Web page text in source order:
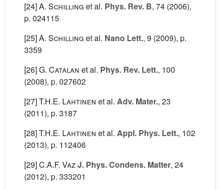
[24]A. Schilling et al. Phys. Rev. B, 74 (2006),
p. 024115
[25]A. Schilling et al. Nano Lett., 9 (2009), p.
3359
[26]G. Catalan et al. Phys. Rev. Lett., 100
(2008), p. 027602
[27]T.H.E. Lahtinen et al. Adv. Mater., 23
(2011), p. 3187
[28]T.H.E. Lahtinen et al. Appl. Phys. Lett., 102
(2013), p. 112406
[29]C.A.F. VazJ. Phys. Condens. Matter, 24
(2012), p. 333201